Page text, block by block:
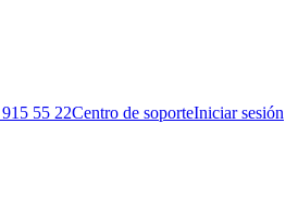
55 22Centro de soporteIniciar sesión